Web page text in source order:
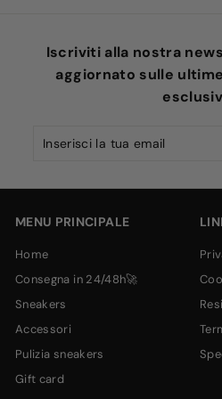
0
Iscriviti alla nostra
aggiornato sulle
Inserisci
Iscriviti
MENU PRINCIPALE
home
consegna in 24/48h🚀
sneakers
accessori
pulizia sneakers
gift card